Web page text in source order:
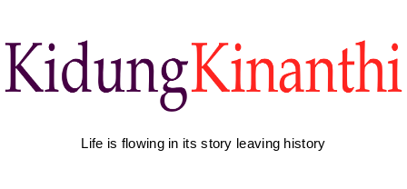
Life is flowing in its story leaving history